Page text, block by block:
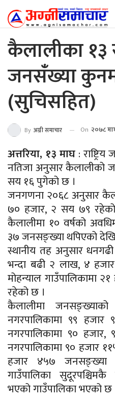
कैलालीका १३
जनसंँख्या
(सुचिसहित)
By अग्नी समाचार On २०७८
अत्तरिया, १३ माघ :
नतिजा अनुसार कैलालीको
सय १६ पुगेको छ ।
जनगणना २०६८ अनुसार
७० हजार, २ सय ७९ रहेको
कैलालीमा १० वर्षको
३७ जनसङ्ख्या थपिएको
स्थानीय तह अनुसार
भन्दा बढी २ लाख, ४
मोहन्याल गाउँपालिकामा
रहेको छ ।
कैलालीमा जनसङ्ख्याको
नगरपालिकामा ९९
नगरपालिकामा ९०
नगरपालिकामा ९० हजार
हजार ४५७ जनसङ्ख्या
गाउँपालिका
भएको गाउँपालिका भएको छ